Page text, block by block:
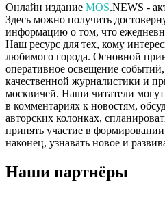
Онлайн издание MOS.NEWS -
Здесь можно получить
информацию о том, что
Наш ресурс для тех, кому
любимого города. Основной
оперативное освещение
качественной журналистики и
москвичей. Наши читатели
в комментариях к новостям,
авторских колонках,
принять участие в
наконец, узнавать новое и
Наши партнёры